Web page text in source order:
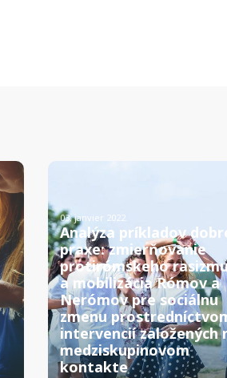
03. janvier 2022.
Analýza príkladov
praxe: zmierňovanie
protirómskeho
a mobilizácia Rómov a
Nerómov pre sociálnu
zmenu
intervencií založených
medziskupinovom
kontakte